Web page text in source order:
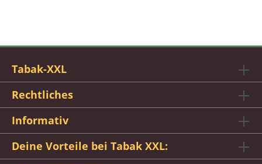
Tabak-XXL
Rechtliches
Informativ
Deine Vorteile bei Tabak XXL: